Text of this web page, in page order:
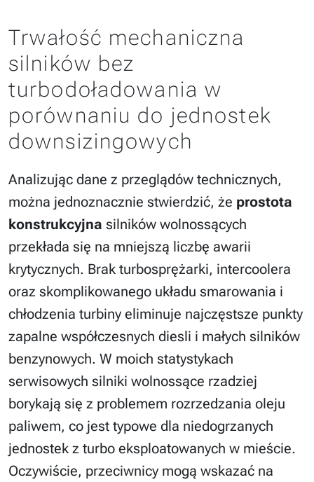
Trwałość mechaniczna
silników bez
turbodoładowania w
porównaniu do jednostek
downsizingowych
Analizując dane z przeglądów technicznych,
można jednoznacznie stwierdzić, że prostota
konstrukcyjna silników wolnossących
przekłada się na mniejszą liczbę awarii
krytycznych. Brak turbosprężarki, intercoolera
oraz skomplikowanego układu smarowania i
chłodzenia turbiny eliminuje najczęstsze punkty
zapalne współczesnych diesli i małych silników
benzynowych. W moich statystykach
serwisowych silniki wolnossące rzadziej
borykają się z problemem rozrzedzania oleju
paliwem, co jest typowe dla niedogrzanych
jednostek z turbo eksploatowanych w mieście.
Oczywiście, przeciwnicy mogą wskazać na